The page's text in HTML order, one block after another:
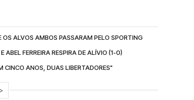
ALVOS AMBOS PASSARAM PELO SPORTING
FERREIRA RESPIRA DE ALÍVIO (1-0)
CINCO ANOS, DUAS LIBERTADORES"
>